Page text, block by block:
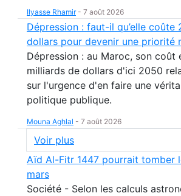
Ilyasse Rhamir- 7 août 2026
Dépression : faut-il qu’elle coûte
dollars pour devenir une priorité
Dépression : au Maroc, son coût
milliards de dollars d'ici 2050
sur l'urgence d'en faire une
politique publique.
Mouna Aghlal - 7 août 2026
Voir plus
Aïd Al-Fitr 1447 pourrait tomber
mars
Société - Selon les calculs